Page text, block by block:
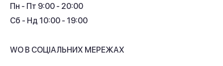
Кешбек
Пн - Пт 9:00 - 20:00
Сб - Нд 10:00 - 19:00
WO В СОЦІАЛЬНИХ МЕРЕЖАХ